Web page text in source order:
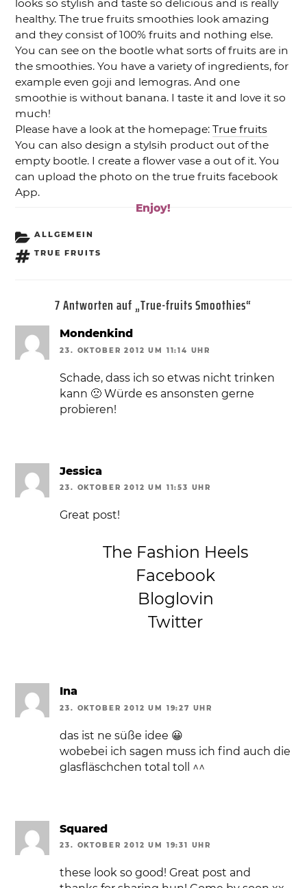
looks so stylish and taste so delicious and is really
healthy. The true fruits smoothies look amazing
and they consist of 100% fruits and nothing else.
You can see on the bootle what sorts of fruits are in
the smoothies. You have a variety of ingredients, for
example even goji and lemogras. And one
smoothie is without banana. I taste it and love it so
much!
Please have a look at the homepage:True fruits
You can also design a stylsih product out of the
empty bootle. I create a flower vase a out of it. You
can upload the photo on the true fruits facebook
App.
Enjoy!
KATEGORIEN
ALLGEMEIN
SCHLAGWÖRTER
TRUE FRUITS
7 Antworten auf „True-fruits Smoothies“
Mondenkind
23. OKTOBER 2012 UM 11:14 UHR
Schade, dass ich so etwas nicht trinken
kann 🙁 Würde es ansonsten gerne
probieren!
Jessica
23. OKTOBER 2012 UM 11:53 UHR
Great post!
The Fashion Heels
Facebook
Bloglovin
Twitter
Ina
23. OKTOBER 2012 UM 19:27 UHR
das ist ne süße idee 😀
wobebei ich sagen muss ich find auch die
glasfläschchen total toll ^^
Squared
23. OKTOBER 2012 UM 19:31 UHR
these look so good! Great post and